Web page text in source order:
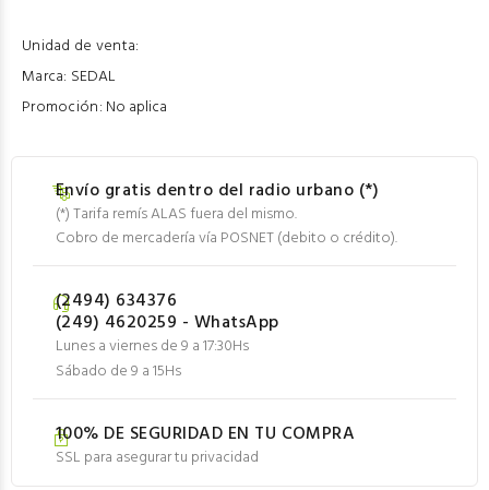
Unidad de venta:
Marca: SEDAL
Promoción: No aplica
Envío gratis dentro del radio urbano (*)
(*) Tarifa remís ALAS fuera del mismo.
Cobro de mercadería vía POSNET (debito o crédito).
(2494) 634376
(249) 4620259 - WhatsApp
Lunes a viernes de 9 a 17:30Hs
Sábado de 9 a 15Hs
100% DE SEGURIDAD EN TU COMPRA
SSL para asegurar tu privacidad